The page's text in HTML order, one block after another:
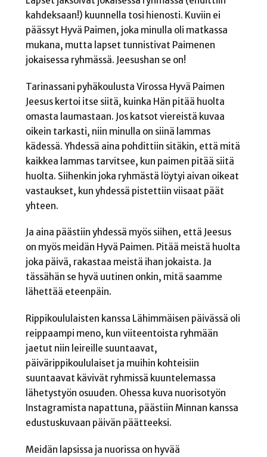
kahdeksaan!) kuunnella tosi hienosti. Kuviin ei
päässyt Hyvä Paimen, joka minulla oli matkassa
mukana, mutta lapset tunnistivat Paimenen
jokaisessa ryhmässä. Jeesushan se on!
Tarinassani pyhäkoulusta Virossa Hyvä Paimen
Jeesus kertoi itse siitä, kuinka Hän pitää huolta
omasta laumastaan. Jos katsot viereistä kuvaa
oikein tarkasti, niin minulla on siinä lammas
kädessä. Yhdessä aina pohdittiin sitäkin, että mitä
kaikkea lammas tarvitsee, kun paimen pitää siitä
huolta. Siihenkin joka ryhmästä löytyi aivan oikeat
vastaukset, kun yhdessä pistettiin viisaat päät
yhteen.
Ja aina päästiin yhdessä myös siihen, että Jeesus
on myös meidän Hyvä Paimen. Pitää meistä huolta
joka päivä, rakastaa meistä ihan jokaista. Ja
tässähän se hyvä uutinen onkin, mitä saamme
lähettää eteenpäin.
Rippikoululaisten kanssa Lähimmäisen päivässä oli
reippaampi meno, kun viiteentoista ryhmään
jaetut niin leireille suuntaavat,
päivärippikoululaiset ja muihin kohteisiin
suuntaavat kävivät ryhmissä kuuntelemassa
lähetystyön osuuden. Ohessa kuva nuorisotyön
Instagramista napattuna, päästiin Minnan kanssa
edustuskuvaan päivän päätteeksi.
Meidän lapsissa ja nuorissa on hyvää